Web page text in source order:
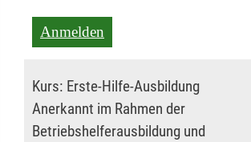
Anmelden
Kurs: Erste-Hilfe-Ausbildung
Anerkannt im Rahmen der
Betriebshelferausbildung und